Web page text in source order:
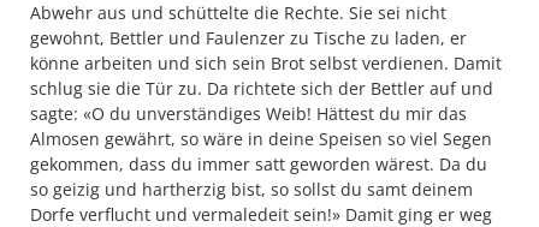
Abwehr aus und schüttelte die Rechte. Sie sei nicht
gewohnt, Bettler und Faulenzer zu Tische zu laden, er
könne arbeiten und sich sein Brot selbst verdienen. Damit
schlug sie die Tür zu. Da richtete sich der Bettler auf und
sagte: «O du unverständiges Weib! Hättest du mir das
Almosen gewährt, so wäre in deine Speisen so viel Segen
gekommen, dass du immer satt geworden wärest. Da du
so geizig und hartherzig bist, so sollst du samt deinem
Dorfe verflucht und vermaledeit sein!» Damit ging er weg